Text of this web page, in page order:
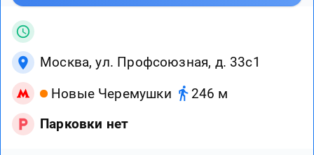
Москва, ул. Профсоюзная, д. 33с1
Новые Черемушки
246 м
Парковки нет